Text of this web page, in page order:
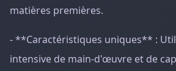
matières premières.
- **Caractéristiques uniques** :
intensive de main-d'œuvre et de